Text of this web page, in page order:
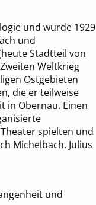
und wurde 1929
und
Stadtteil von
Weltkrieg
Ostgebieten
die er teilweise
in Obernau. Einen
spielten und
Michelbach. Julius
und